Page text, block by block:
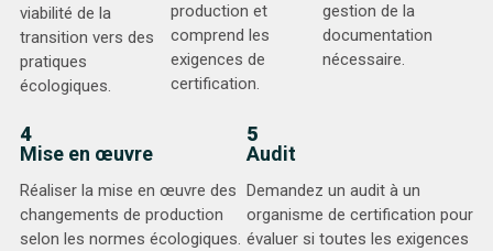
viabilité de la
transition vers des
pratiques
écologiques.
production et
comprend les
exigences de
certification.
gestion de la
documentation
nécessaire.
4
Mise en œuvre
Réaliser la mise en œuvre des
changements de production
selon les normes écologiques.
5
Audit
Demandez un audit à un
organisme de certification pour
évaluer si toutes les exigences